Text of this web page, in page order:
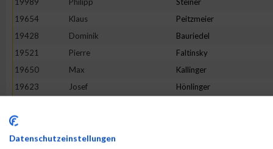
19654
Klaus Peitzmeier
19428
Dominik Bauriedel
19521
Pierre Faltinsky
19650
Max Kallinger
19623
Josef Hönlinger
19513
19660
Adrian
Datenschutzeinstellungen